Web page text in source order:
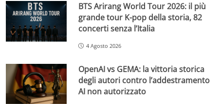
BTS Arirang World Tour 2026: il più
grande tour K-pop della storia, 82
concerti senza l’Italia
4 Agosto 2026
OpenAI vs GEMA: la vittoria storica
degli autori contro l’addestramento
AI non autorizzato